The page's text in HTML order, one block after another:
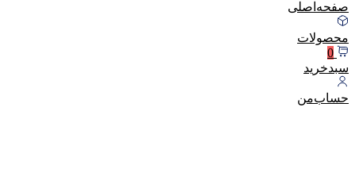
صفحه‌اصلی
محصولات
0
سبد‌خرید
حساب‌من